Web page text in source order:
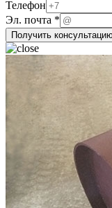
почта
Название
Телефон
Телефон
Эл. почта *
Получить